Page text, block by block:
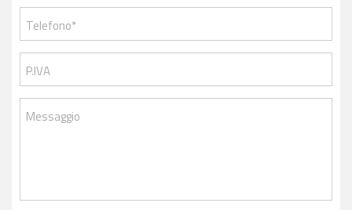
Telefono*
P.IVA
Messaggio